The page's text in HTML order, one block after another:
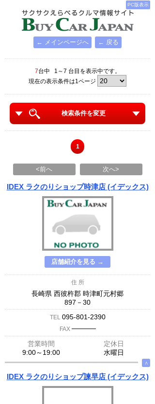
PC版表示
← メインページへ ← 戻る
7台中 1～7 台目を表示中です。
現在の表示条件は1ページ
検索条件を変更
1
<前へ 次へ>
IDEX ラクのりショップ時津店 (イデックス)
店舗紹介を見る →
住 所
長崎県 西彼杵郡 時津町元村郷
897－30
TEL 095-801-2390
FAX ─────
営業時間
定休日
9:00～19:00
水曜日
∧
IDEX ラクのりショップ諫早店 (イデックス)